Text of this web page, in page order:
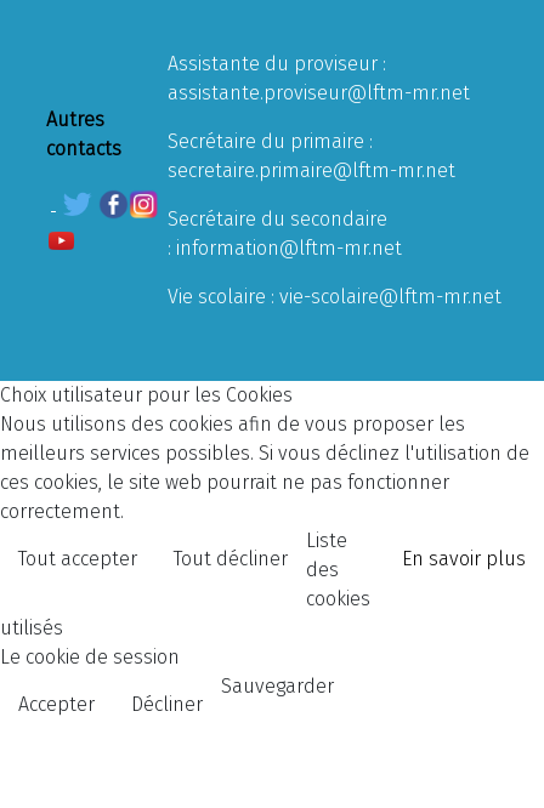
Autres
contacts
Assistante du proviseur :
assistante.proviseur@lftm-mr.net
Secrétaire du primaire :
secretaire.primaire@lftm-mr.net
Secrétaire du secondaire
: information@lftm-mr.net
Vie scolaire : vie-scolaire@lftm-mr.net
Choix utilisateur pour les Cookies
Nous utilisons des cookies afin de vous proposer les
meilleurs services possibles. Si vous déclinez l'utilisation de
ces cookies, le site web pourrait ne pas fonctionner
correctement.
Tout accepter Tout décliner En savoir plus
Liste
des
cookies
utilisés
Le cookie de session
Accepter Décliner
Sauvegarder